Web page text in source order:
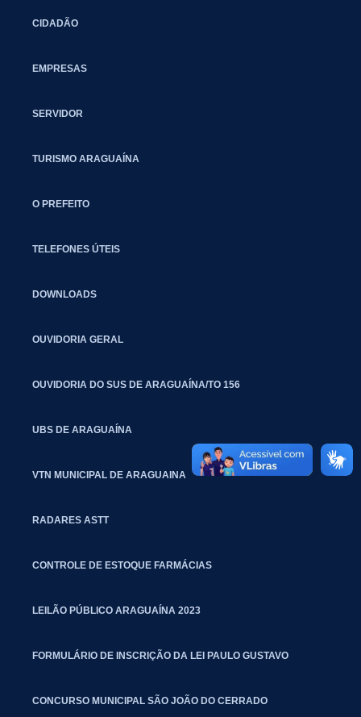
CIDADÃO
EMPRESAS
SERVIDOR
TURISMO ARAGUAÍNA
O PREFEITO
TELEFONES ÚTEIS
DOWNLOADS
OUVIDORIA GERAL
OUVIDORIA DO SUS DE ARAGUAÍNA/TO 156
UBS DE ARAGUAÍNA
VTN MUNICIPAL DE ARAGUAINA
RADARES ASTT
CONTROLE DE ESTOQUE FARMÁCIAS
LEILÃO PÚBLICO ARAGUAÍNA 2023
FORMULÁRIO DE INSCRIÇÃO DA LEI PAULO GUSTAVO
CONCURSO MUNICIPAL SÃO JOÃO DO CERRADO